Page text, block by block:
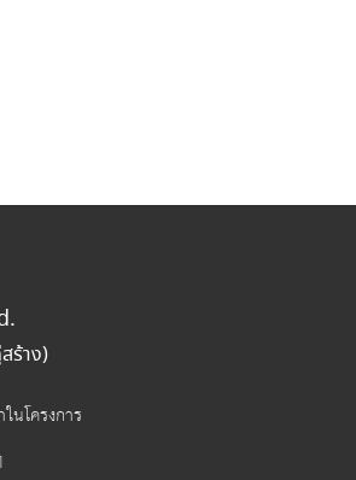
ร้าง)
นโครงการ